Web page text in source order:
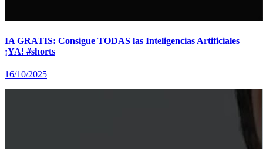
IA GRATIS: Consigue TODAS las Inteligencias Artificiales
¡YA! #shorts
16/10/2025